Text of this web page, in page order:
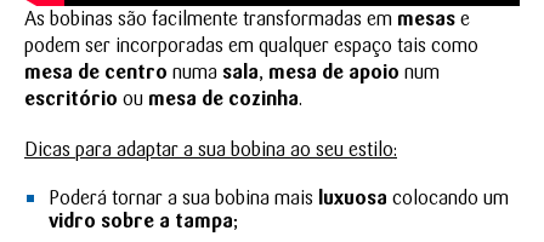
As bobinas são facilmente transformadas em mesas e
podem ser incorporadas em qualquer espaço tais como
mesa de centro numa sala, mesa de apoio num
escritório ou mesa de cozinha.
Dicas para adaptar a sua bobina ao seu estilo:
Poderá tornar a sua bobina mais luxuosa colocando um
vidro sobre a tampa;